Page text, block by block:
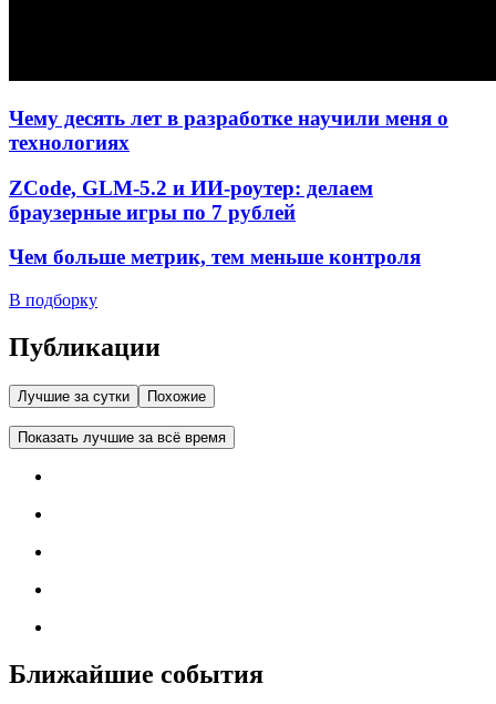
Чему десять лет в разработке научили меня о
технологиях
ZCode, GLM-5.2 и ИИ-роутер: делаем
браузерные игры по 7 рублей
Чем больше метрик, тем меньше контроля
В подборку
Публикации
Лучшие за сутки Похожие
Показать лучшие за всё время
Ближайшие события